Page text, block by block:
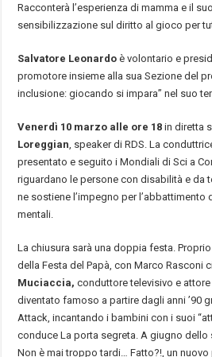
Racconterà l’esperienza di mamma e il
sensibilizzazione sul diritto al gioco per
Salvatore Leonardo è volontario e
promotore insieme alla sua Sezione del
inclusione: giocando si impara” nel suo
Venerdì 10 marzo alle ore 18 in diretta
Loreggian , speaker di RDS. La
presentato e seguito i Mondiali di Sci a
riguardano le persone con disabilità e da
ne sostiene l’impegno per l’abbattimento
mentali.
La chiusura sarà una doppia festa. Proprio
della Festa del Papà, con Marco Rasconi
Muciaccia, conduttore televisivo e
diventato famoso a partire dagli anni ’90
Attack, incantando i bambini con i suoi
conduce La porta segreta. A giugno dello
Non è mai troppo tardi… Fatto?!, un